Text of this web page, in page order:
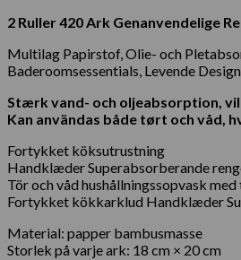
2 Ruller 420 Ark Genanvendelige
Multilag Papirstof, Olie- och
Baderoomsessentials, Levende
Stærk vand- och oljeabsorption,
Kan användas både tørt och våd,
Fortykket köksutrustning
Handklæder Superabsorberande
Tör och våd hushållningssopvask
Fortykket kökkarklud Handklæder
Material: papper bambusmasse
Storlek på varje ark: 18 cm × 20 cm